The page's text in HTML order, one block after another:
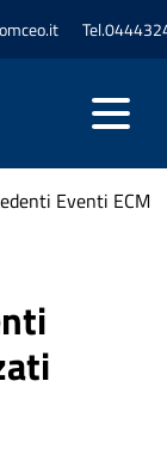
Eventi ECM